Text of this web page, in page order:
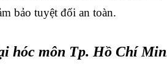
bảo tuyệt đối an toàn.
hóc môn Tp. Hồ Chí